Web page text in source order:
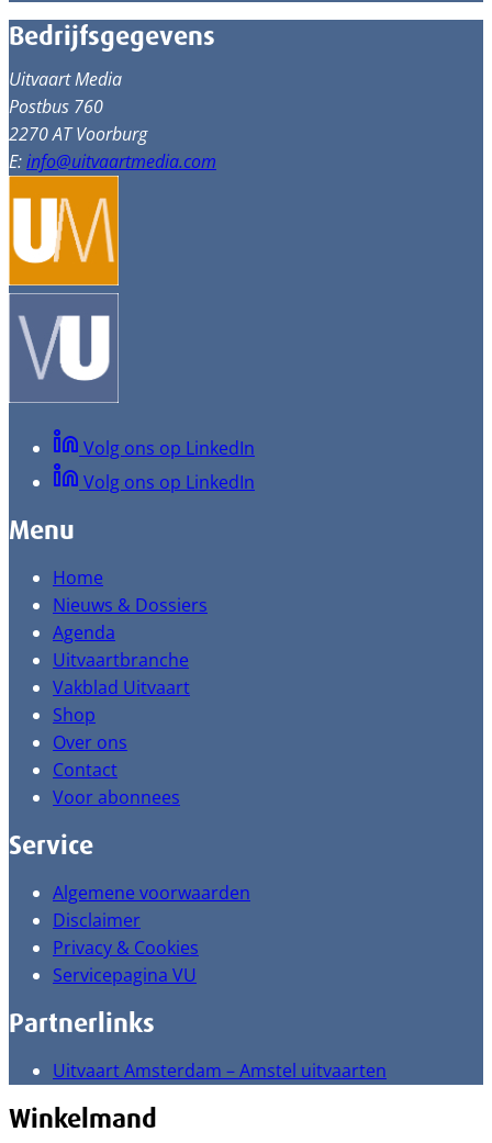
Bedrijfsgegevens
Uitvaart Media
Postbus 760
2270 AT Voorburg
E:info@uitvaartmedia.com
Volg ons op LinkedIn
Volg ons op LinkedIn
Menu
Home
Nieuws & Dossiers
Agenda
Uitvaartbranche
Vakblad Uitvaart
Shop
Over ons
Contact
Voor abonnees
Service
Algemene voorwaarden
Disclaimer
Privacy & Cookies
Servicepagina VU
Partnerlinks
Uitvaart Amsterdam – Amstel uitvaarten
Winkelmand